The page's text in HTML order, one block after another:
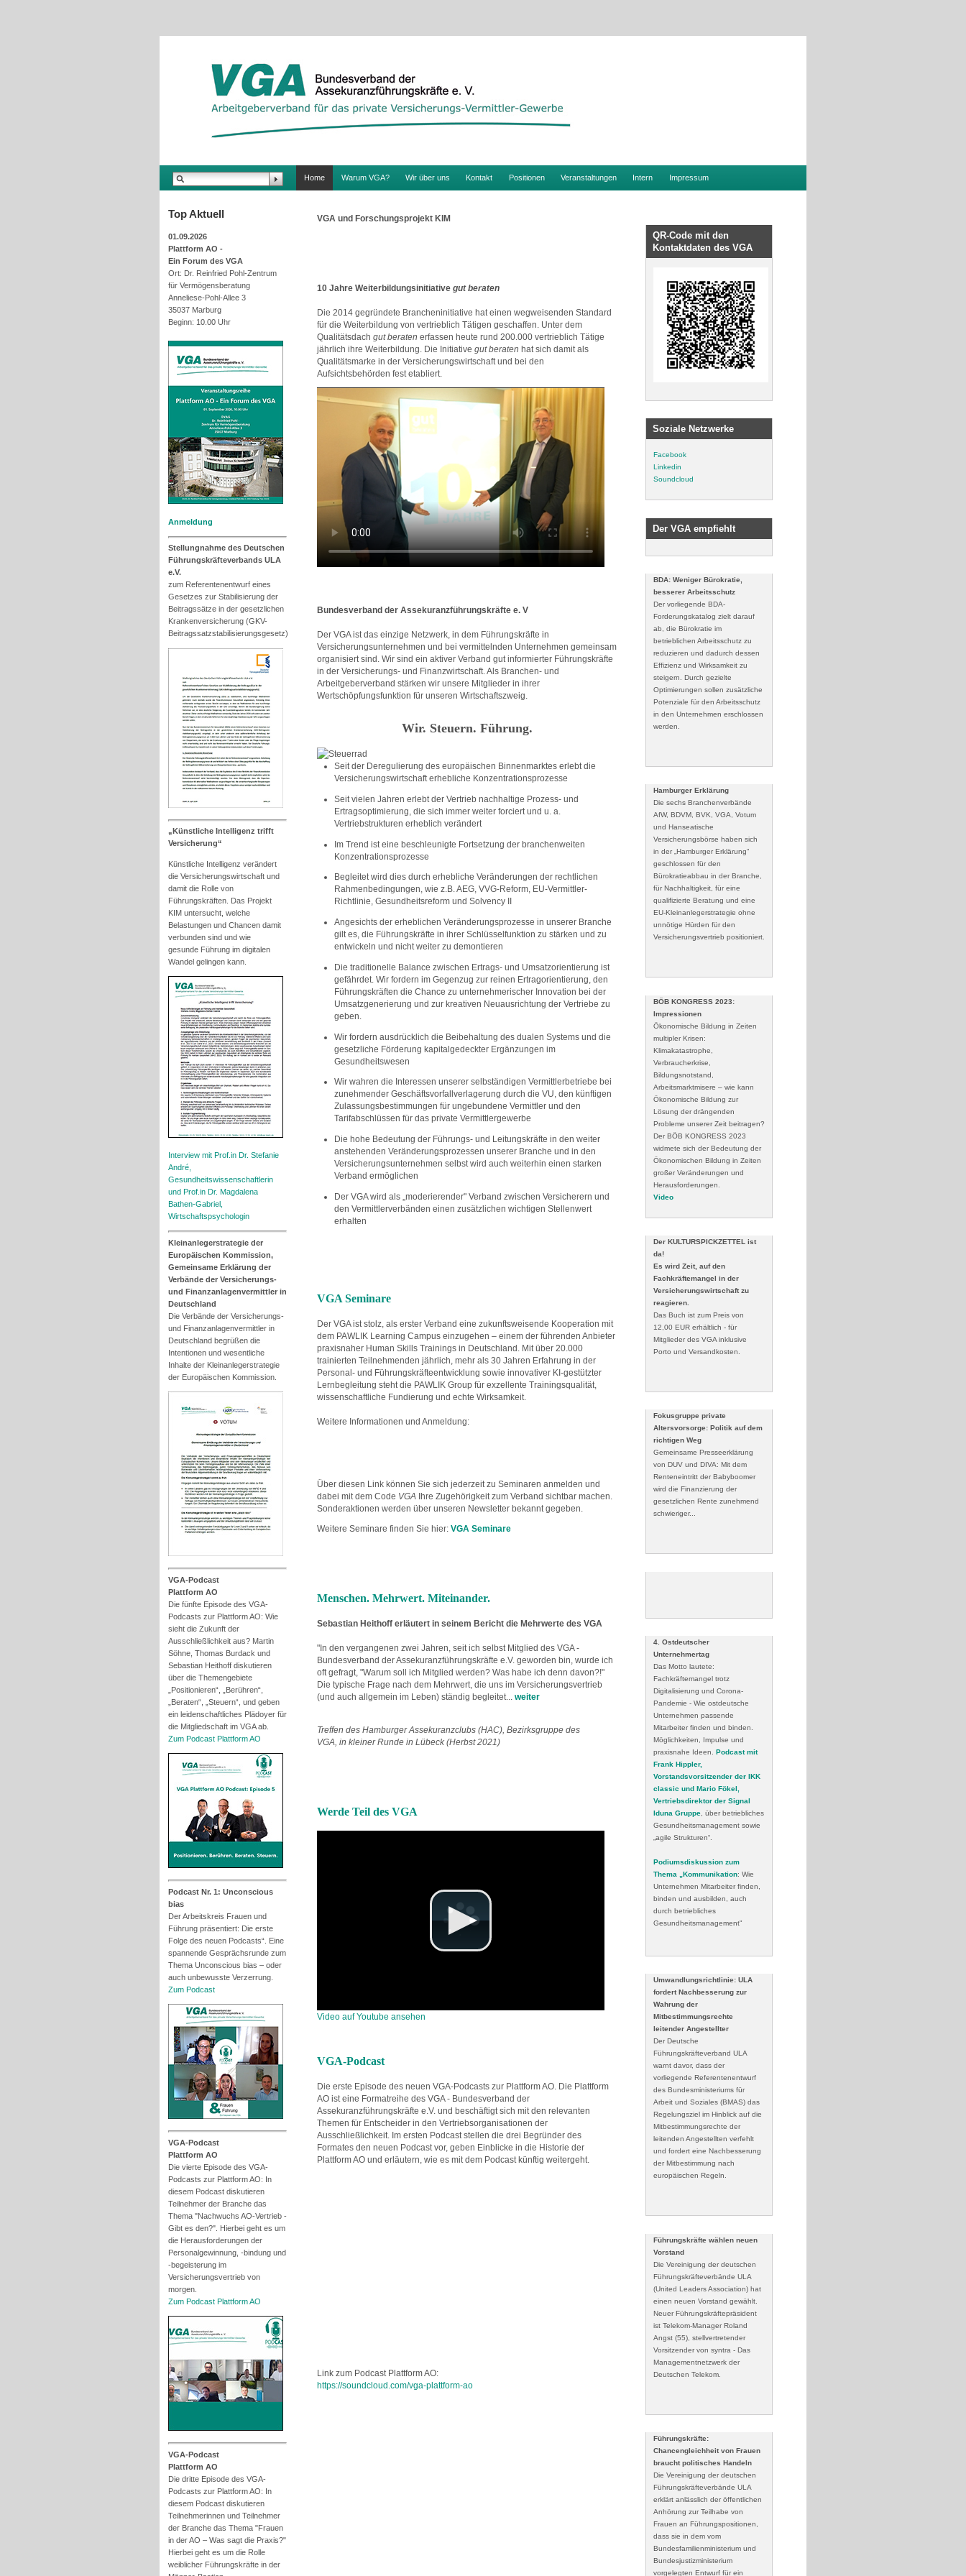
Home Warum VGA? Wir über uns Kontakt Positionen Veranstaltungen Intern Impressum
Top Aktuell
01.09.2026
Plattform AO -
Ein Forum des VGA
Ort: Dr. Reinfried Pohl-Zentrum
für Vermögensberatung
Anneliese-Pohl-Allee 3
35037 Marburg
Beginn: 10.00 Uhr
Anmeldung
Stellungnahme des Deutschen
Führungskräfteverbands ULA
e.V.
zum Referentenentwurf eines
Gesetzes zur Stabilisierung der
Beitragssätze in der gesetzlichen
Krankenversicherung (GKV-
Beitragssatzstabilisierungsgesetz)
„Künstliche Intelligenz trifft
Versicherung“
Künstliche Intelligenz verändert
die Versicherungswirtschaft und
damit die Rolle von
Führungskräften. Das Projekt
KIM untersucht, welche
Belastungen und Chancen damit
verbunden sind und wie
gesunde Führung im digitalen
Wandel gelingen kann.
Interview mit Prof.in Dr. Stefanie
André,
Gesundheitswissenschaftlerin
und Prof.in Dr. Magdalena
Bathen-Gabriel,
Wirtschaftspsychologin
Kleinanlegerstrategie der
Europäischen Kommission,
Gemeinsame Erklärung der
Verbände der Versicherungs-
und Finanzanlagenvermittler in
Deutschland
Die Verbände der Versicherungs-
und Finanzanlagenvermittler in
Deutschland begrüßen die
Intentionen und wesentliche
Inhalte der Kleinanlegerstrategie
der Europäischen Kommission.
VGA-Podcast
Plattform AO
Die fünfte Episode des VGA-
Podcasts zur Plattform AO: Wie
sieht die Zukunft der
Ausschließlichkeit aus? Martin
Söhne, Thomas Burdack und
Sebastian Heithoff diskutieren
über die Themengebiete
„Positionieren“, „Berühren“,
„Beraten“, „Steuern“, und geben
ein leidenschaftliches Plädoyer für
die Mitgliedschaft im VGA ab.
Zum Podcast Plattform AO
Podcast Nr. 1: Unconscious
bias
Der Arbeitskreis Frauen und
Führung präsentiert: Die erste
Folge des neuen Podcasts“. Eine
spannende Gesprächsrunde zum
Thema Unconscious bias – oder
auch unbewusste Verzerrung.
Zum Podcast
VGA-Podcast
Plattform AO
Die vierte Episode des VGA-
Podcasts zur Plattform AO: In
diesem Podcast diskutieren
Teilnehmer der Branche das
Thema "Nachwuchs AO-Vertrieb -
Gibt es den?". Hierbei geht es um
die Herausforderungen der
Personalgewinnung, -bindung und
-begeisterung im
Versicherungsvertrieb von
morgen.
Zum Podcast Plattform AO
VGA-Podcast
Plattform AO
Die dritte Episode des VGA-
Podcasts zur Plattform AO: In
diesem Podcast diskutieren
Teilnehmerinnen und Teilnehmer
der Branche das Thema "Frauen
in der AO – Was sagt die Praxis?"
Hierbei geht es um die Rolle
weiblicher Führungskräfte in der
VGA und Forschungsprojekt KIM
10 Jahre Weiterbildungsinitiative gut beraten
Die 2014 gegründete Brancheninitiative hat einen wegweisenden Standard
für die Weiterbildung von vertrieblich Tätigen geschaffen. Unter dem
Qualitätsdach gut beraten erfassen heute rund 200.000 vertrieblich Tätige
jährlich ihre Weiterbildung. Die Initiative gut beraten hat sich damit als
Qualitätsmarke in der Versicherungswirtschaft und bei den
Aufsichtsbehörden fest etabliert.
Bundesverband der Assekuranzführungskräfte e. V
Der VGA ist das einzige Netzwerk, in dem Führungskräfte in
Versicherungsunternehmen und bei vermittelnden Unternehmen gemeinsam
organisiert sind. Wir sind ein aktiver Verband gut informierter Führungskräfte
in der Versicherungs- und Finanzwirtschaft. Als Branchen- und
Arbeitgeberverband stärken wir unsere Mitglieder in ihrer
Wertschöpfungsfunktion für unseren Wirtschaftszweig.
Wir. Steuern. Führung.
Seit der Deregulierung des europäischen Binnenmarktes erlebt die
Versicherungswirtschaft erhebliche Konzentrationsprozesse
Seit vielen Jahren erlebt der Vertrieb nachhaltige Prozess- und
Ertragsoptimierung, die sich immer weiter forciert und u. a.
Vertriebstrukturen erheblich verändert
Im Trend ist eine beschleunigte Fortsetzung der branchenweiten
Konzentrationsprozesse
Begleitet wird dies durch erhebliche Veränderungen der rechtlichen
Rahmenbedingungen, wie z.B. AEG, VVG-Reform, EU-Vermittler-
Richtlinie, Gesundheitsreform und Solvency II
Angesichts der erheblichen Veränderungsprozesse in unserer Branche
gilt es, die Führungskräfte in ihrer Schlüsselfunktion zu stärken und zu
entwickeln und nicht weiter zu demontieren
Die traditionelle Balance zwischen Ertrags- und Umsatzorientierung ist
gefährdet. Wir fordern im Gegenzug zur reinen Ertragorientierung, den
Führungskräften die Chance zu unternehmerischer Innovation bei der
Umsatzgenerierung und zur kreativen Neuausrichtung der Vertriebe zu
geben.
Wir fordern ausdrücklich die Beibehaltung des dualen Systems und die
gesetzliche Förderung kapitalgedeckter Ergänzungen im
Gesundheitswesen
Wir wahren die Interessen unserer selbständigen Vermittlerbetriebe bei
zunehmender Geschäftsvorfallverlagerung durch die VU, den künftigen
Zulassungsbestimmungen für ungebundene Vermittler und den
Tarifabschlüssen für das private Vermittlergewerbe
Die hohe Bedeutung der Führungs- und Leitungskräfte in den weiter
anstehenden Veränderungsprozessen unserer Branche und in den
Versicherungsunternehmen selbst wird auch weiterhin einen starken
Verband ermöglichen
Der VGA wird als „moderierender" Verband zwischen Versicherern und
den Vermittlerverbänden einen zusätzlichen wichtigen Stellenwert
erhalten
VGA Seminare
Der VGA ist stolz, als erster Verband eine zukunftsweisende Kooperation mit
dem PAWLIK Learning Campus einzugehen – einem der führenden Anbieter
praxisnaher Human Skills Trainings in Deutschland. Mit über 20.000
trainierten Teilnehmenden jährlich, mehr als 30 Jahren Erfahrung in der
Personal- und Führungskräfteentwicklung sowie innovativer KI-gestützter
Lernbegleitung steht die PAWLIK Group für exzellente Trainingsqualität,
wissenschaftliche Fundierung und echte Wirksamkeit.
Weitere Informationen und Anmeldung:
Über diesen Link können Sie sich jederzeit zu Seminaren anmelden und
dabei mit dem Code VGA Ihre Zugehörigkeit zum Verband sichtbar machen.
Sonderaktionen werden über unseren Newsletter bekannt gegeben.
Weitere Seminare finden Sie hier: VGA Seminare
Menschen. Mehrwert. Miteinander.
Sebastian Heithoff erläutert in seinem Bericht die Mehrwerte des VGA
"In den vergangenen zwei Jahren, seit ich selbst Mitglied des VGA -
Bundesverband der Assekuranzführungskräfte e.V. geworden bin, wurde ich
oft gefragt, "Warum soll ich Mitglied werden? Was habe ich denn davon?!"
Die typische Frage nach dem Mehrwert, die uns im Versicherungsvertrieb
(und auch allgemein im Leben) ständig begleitet... weiter
Treffen des Hamburger Assekuranzclubs (HAC), Bezirksgruppe des
VGA, in kleiner Runde in Lübeck (Herbst 2021)
Werde Teil des VGA
Video auf Youtube ansehen
VGA-Podcast
Die erste Episode des neuen VGA-Podcasts zur Plattform AO. Die Plattform
AO ist eine Formatreihe des VGA - Bundesverband der
Assekuranzführungskräfte e.V. und beschäftigt sich mit den relevanten
Themen für Entscheider in den Vertriebsorganisationen der
Ausschließlichkeit. Im ersten Podcast stellen die drei Begründer des
Formates den neuen Podcast vor, geben Einblicke in die Historie der
Plattform AO und erläutern, wie es mit dem Podcast künftig weitergeht.
Link zum Podcast Plattform AO:
https://soundcloud.com/vga-plattform-ao
QR-Code mit den
Kontaktdaten des VGA
Soziale Netzwerke
Facebook
Linkedin
Soundcloud
Der VGA empfiehlt
BDA: Weniger Bürokratie,
besserer Arbeitsschutz
Der vorliegende BDA-
Forderungskatalog zielt darauf
ab, die Bürokratie im
betrieblichen Arbeitsschutz zu
reduzieren und dadurch dessen
Effizienz und Wirksamkeit zu
steigern. Durch gezielte
Optimierungen sollen zusätzliche
Potenziale für den Arbeitsschutz
in den Unternehmen erschlossen
werden.
Hamburger Erklärung
Die sechs Branchenverbände
AfW, BDVM, BVK, VGA, Votum
und Hanseatische
Versicherungsbörse haben sich
in der „Hamburger Erklärung“
geschlossen für den
Bürokratieabbau in der Branche,
für Nachhaltigkeit, für eine
qualifizierte Beratung und eine
EU-Kleinanlegerstrategie ohne
unnötige Hürden für den
Versicherungsvertrieb positioniert.
BÖB KONGRESS 2023:
Impressionen
Ökonomische Bildung in Zeiten
multipler Krisen:
Klimakatastrophe,
Verbraucherkrise,
Bildungsnotstand,
Arbeitsmarktmisere – wie kann
Ökonomische Bildung zur
Lösung der drängenden
Probleme unserer Zeit beitragen?
Der BÖB KONGRESS 2023
widmete sich der Bedeutung der
Ökonomischen Bildung in Zeiten
großer Veränderungen und
Herausforderungen.
Video
Der KULTURSPICKZETTEL ist
da!
Es wird Zeit, auf den
Fachkräftemangel in der
Versicherungswirtschaft zu
reagieren.
Das Buch ist zum Preis von
12,00 EUR erhältlich - für
Mitglieder des VGA inklusive
Porto und Versandkosten.
Fokusgruppe private
Altersvorsorge: Politik auf dem
richtigen Weg
Gemeinsame Presseerklärung
von DUV und DIVA: Mit dem
Renteneintritt der Babyboomer
wird die Finanzierung der
gesetzlichen Rente zunehmend
schwieriger...
4. Ostdeutscher
Unternehmertag
Das Motto lautete:
Fachkräftemangel trotz
Digitalisierung und Corona-
Pandemie - Wie ostdeutsche
Unternehmen passende
Mitarbeiter finden und binden.
Möglichkeiten, Impulse und
praxisnahe Ideen. Podcast mit
Frank Hippler,
Vorstandsvorsitzender der IKK
classic und Mario Fökel,
Vertriebsdirektor der Signal
Iduna Gruppe , über betriebliches
Gesundheitsmanagement sowie
„agile Strukturen“.
Podiumsdiskussion zum
Thema „Kommunikation: Wie
Unternehmen Mitarbeiter finden,
binden und ausbilden, auch
durch betriebliches
Gesundheitsmanagement"
Umwandlungsrichtlinie: ULA
fordert Nachbesserung zur
Wahrung der
Mitbestimmungsrechte
leitender Angestellter
Der Deutsche
Führungskräfteverband ULA
warnt davor, dass der
vorliegende Referentenentwurf
des Bundesministeriums für
Arbeit und Soziales (BMAS) das
Regelungsziel im Hinblick auf die
Mitbestimmungsrechte der
leitenden Angestellten verfehlt
und fordert eine Nachbesserung
der Mitbestimmung nach
europäischen Regeln.
Führungskräfte wählen neuen
Vorstand
Die Vereinigung der deutschen
Führungskräfteverbände ULA
(United Leaders Association) hat
einen neuen Vorstand gewählt.
Neuer Führungskräftepräsident
ist Telekom-Manager Roland
Angst (55), stellvertretender
Vorsitzender von syntra - Das
Managementnetzwerk der
Deutschen Telekom.
Führungskräfte:
Chancengleichheit von Frauen
braucht politisches Handeln
Die Vereinigung der deutschen
Führungskräfteverbände ULA
erklärt anlässlich der öffentlichen
Anhörung zur Teilhabe von
Frauen an Führungspositionen,
dass sie in dem vom
Bundesfamilienministerium und
Bundesjustizministerium
vorgelegten Entwurf für ein